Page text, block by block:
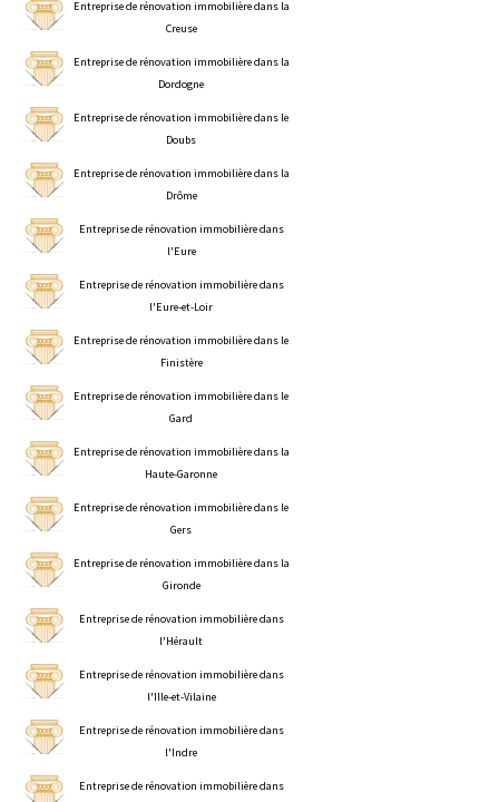
Entreprise de rénovation immobilière dans la
Creuse
Entreprise de rénovation immobilière dans la
Dordogne
Entreprise de rénovation immobilière dans le
Doubs
Entreprise de rénovation immobilière dans la
Drôme
Entreprise de rénovation immobilière dans
l'Eure
Entreprise de rénovation immobilière dans
l'Eure-et-Loir
Entreprise de rénovation immobilière dans le
Finistère
Entreprise de rénovation immobilière dans le
Gard
Entreprise de rénovation immobilière dans la
Haute-Garonne
Entreprise de rénovation immobilière dans le
Gers
Entreprise de rénovation immobilière dans la
Gironde
Entreprise de rénovation immobilière dans
l'Hérault
Entreprise de rénovation immobilière dans
l'Ille-et-Vilaine
Entreprise de rénovation immobilière dans
l'Indre
Entreprise de rénovation immobilière dans